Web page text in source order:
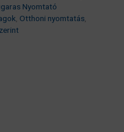
Nyomtató
Otthoni nyomtatás